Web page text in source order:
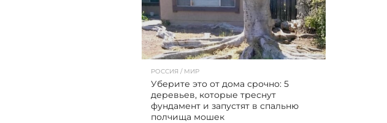
РОССИЯ / МИР
Уберите это от дома срочно: 5
деревьев, которые треснут
фундамент и запустят в спальню
полчища мошек